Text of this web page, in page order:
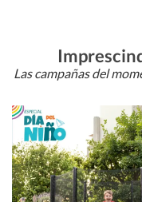
Las campañas del